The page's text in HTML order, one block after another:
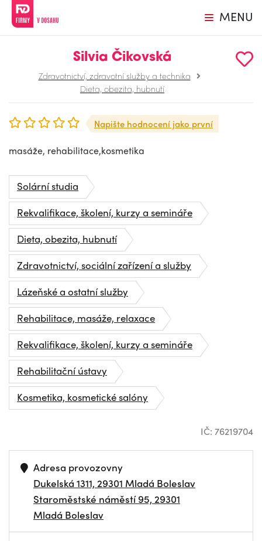
MENU
Silvia Čikovská
Zdravotnictví, zdravotní služby a technika
Dieta, obezita, hubnutí
Napište hodnocení jako první
masáže, rehabilitace,kosmetika
Solární studia
Rekvalifikace, školení, kurzy a semináře
Dieta, obezita, hubnutí
Zdravotnictví, sociální zařízení a služby
Lázeňské a ostatní služby
Rehabilitace, masáže, relaxace
Rekvalifikace, školení, kurzy a semináře
Rehabilitační ústavy
Kosmetika, kosmetické salóny
IČ: 76219704
Adresa provozovny
Dukelská 1311, 29301 Mladá Boleslav
Staroměstské náměstí 95, 29301
Mladá Boleslav